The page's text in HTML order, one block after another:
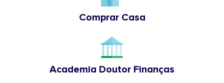
Comprar Casa
Academia Doutor Finanças